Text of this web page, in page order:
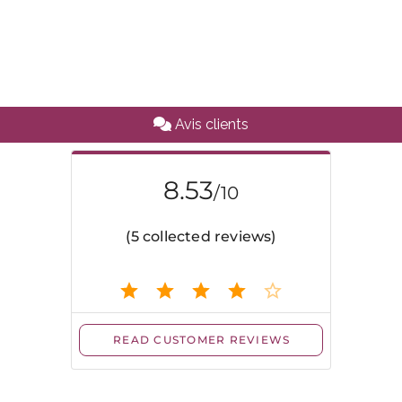
Avis clients